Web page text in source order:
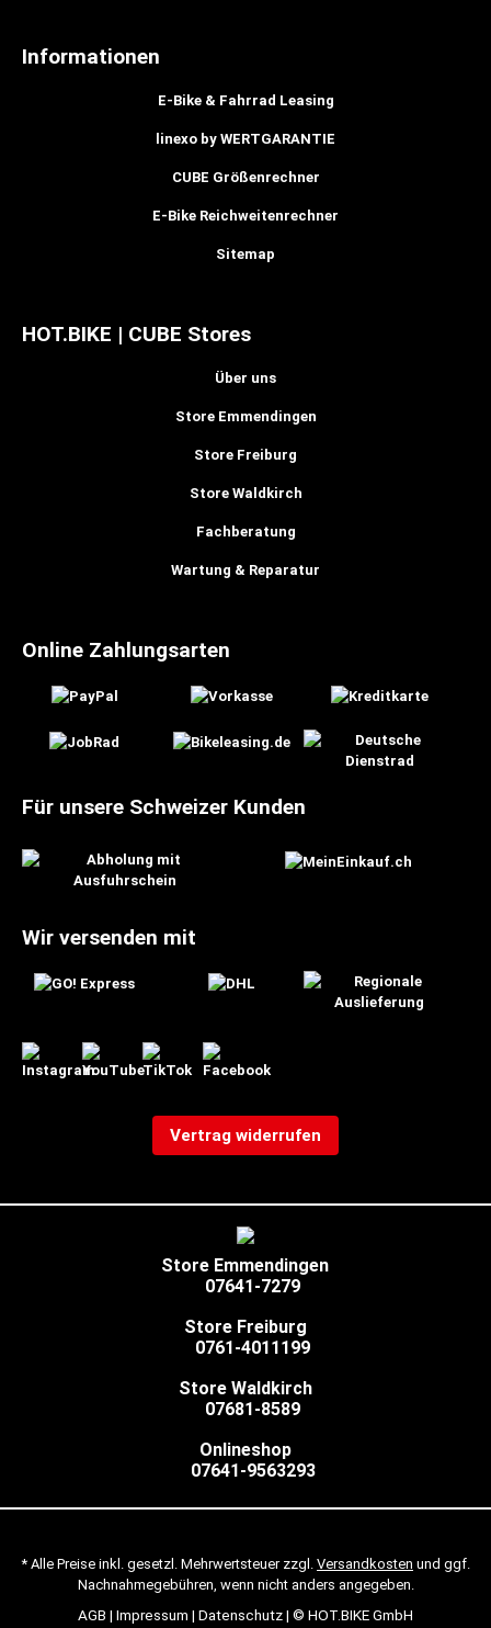
Informationen
E-Bike & Fahrrad Leasing
linexo by WERTGARANTIE
CUBE Größenrechner
E-Bike Reichweitenrechner
Sitemap
HOT.BIKE | CUBE Stores
Über uns
Store Emmendingen
Store Freiburg
Store Waldkirch
Fachberatung
Wartung & Reparatur
Online Zahlungsarten
Für unsere Schweizer Kunden
Wir versenden mit
Vertrag widerrufen
Store Emmendingen
07641-7279
Store Freiburg
0761-4011199
Store Waldkirch
07681-8589
Onlineshop
07641-9563293
* Alle Preise inkl. gesetzl. Mehrwertsteuer zzgl. Versandkosten und ggf.
Nachnahmegebühren, wenn nicht anders angegeben.
AGB | Impressum | Datenschutz| © HOT.BIKE GmbH